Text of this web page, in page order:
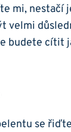
mi, nestačí
velmi
budete cítit
se